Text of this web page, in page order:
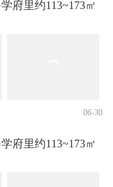
府里约113~173㎡
06-30
府里约113~173㎡